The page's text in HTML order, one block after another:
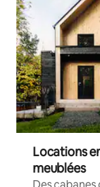
Locations
meublées